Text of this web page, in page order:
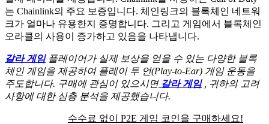
는 Chainlink의 주요 보증입니다. 체인링크의 블록체인 네트워
크가 얼마나 유용한지 증명합니다. 그리고 게임에서 블록체인
오라클의 사용이 증가하고 있음을 나타냅니다.
갈라 게임플레이어가 실제 보상을 얻을 수 있는 다양한 블록
체인 게임을 제공하여 플레이 투 언(Play-to-Ear) 게임 운동을
주도합니다. 구매에 관심이 있으시면갈라 게임, 귀하의 고려
사항에 대한 심층 분석을 제공했습니다.
수수료 없이 P2E 게임 코인을 구매하세요!